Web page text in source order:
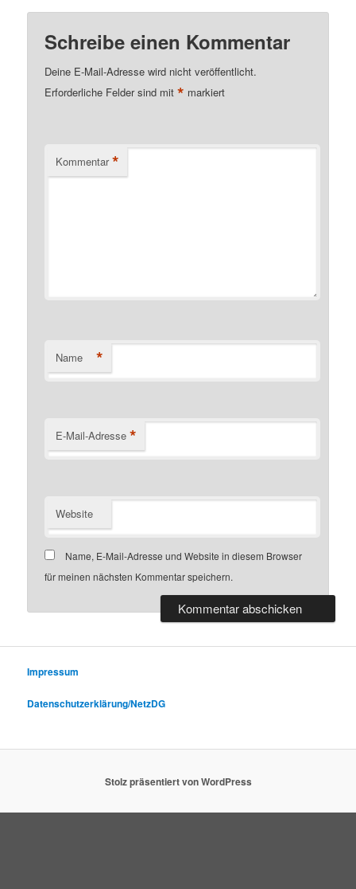
Schreibe einen Kommentar
Deine E-Mail-Adresse wird nicht veröffentlicht.
Erforderliche Felder sind mit* markiert
Kommentar *
Name *
E-Mail-Adresse *
Website
Name, E-Mail-Adresse und Website in diesem Browser
für meinen nächsten Kommentar speichern.
Impressum
Datenschutzerklärung/NetzDG
Stolz präsentiert von WordPress